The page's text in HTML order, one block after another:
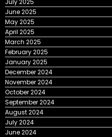
June 2025
May 2025
April 2025
March 2025
February 2025
January 2025
December 2024
November 2024
October 2024
September 2024
August 2024
July 2024
June 2024